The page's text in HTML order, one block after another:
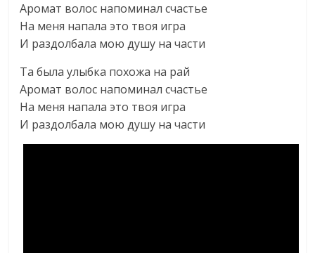
Аромат волос напоминал счастье
На меня напала это твоя игра
И раздолбала мою душу на части
Та была улыбка похожа на рай
Аромат волос напоминал счастье
На меня напала это твоя игра
И раздолбала мою душу на части